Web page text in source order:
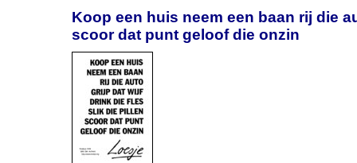
Koop een huis neem een baan rij die
scoor dat punt geloof die onzin